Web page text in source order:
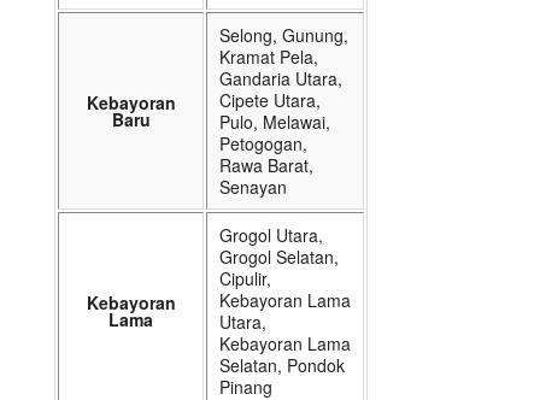
Kebayoran
Baru
Selong, Gunung,
Kramat Pela,
Gandaria Utara,
Cipete Utara,
Pulo, Melawai,
Petogogan,
Rawa Barat,
Senayan
Kebayoran
Lama
Grogol Utara,
Grogol Selatan,
Cipulir,
Kebayoran Lama
Utara,
Kebayoran Lama
Selatan, Pondok
Pinang